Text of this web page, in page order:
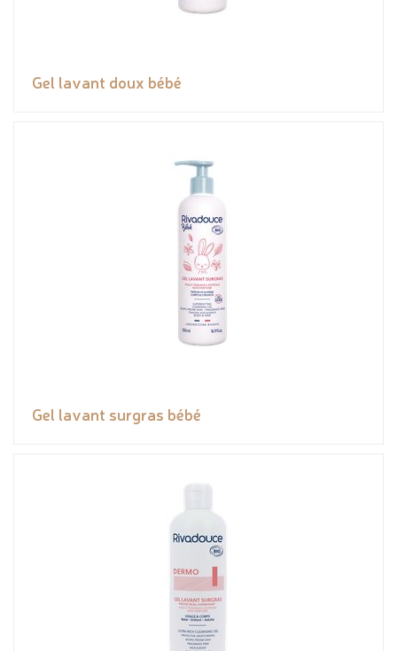
Gel lavant doux bébé
Gel lavant surgras bébé